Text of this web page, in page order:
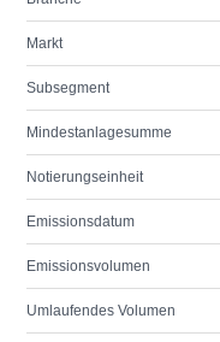
Markt
Subsegment
Mindestanlagesumme
Notierungseinheit
Emissionsdatum
Emissionsvolumen
Umlaufendes Volumen